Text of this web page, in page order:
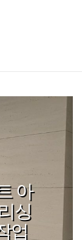
아
싱
업